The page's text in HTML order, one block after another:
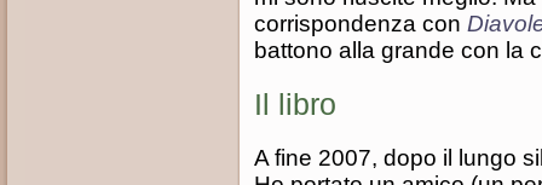
corrispondenza con
battono alla grande con la
Il libro
A fine 2007, dopo il lungo